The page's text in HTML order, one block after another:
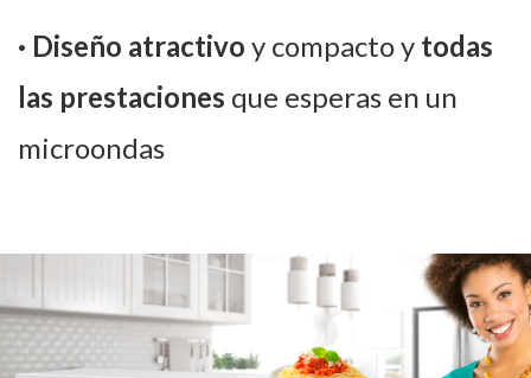
· Diseño atractivo y compacto y todas
las prestaciones que esperas en un
microondas